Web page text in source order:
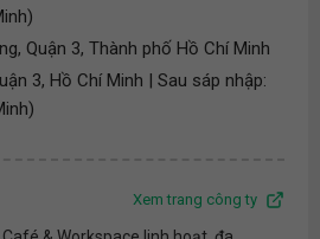
Quận 3, Thành phố Hồ Chí Minh
3, Hồ Chí Minh | Sau sáp nhập:
Xem trang công ty